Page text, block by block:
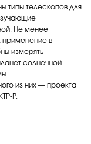
типы телескопов для
Не менее
применение в
измерять
солнечной
из них — проекта
Р.